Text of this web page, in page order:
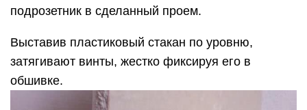
подрозетник в сделанный проем.
Выставив пластиковый стакан по уровню,
затягивают винты, жестко фиксируя его в
обшивке.